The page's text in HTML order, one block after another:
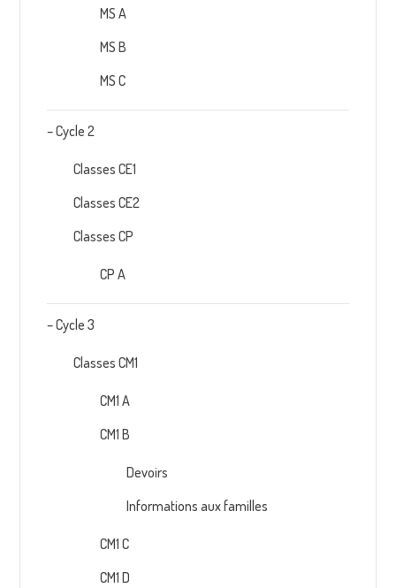
MS A
MS B
MS C
– Cycle 2
Classes CE1
Classes CE2
Classes CP
CP A
– Cycle 3
Classes CM1
CM1 A
CM1 B
Devoirs
Informations aux familles
CM1 C
CM1 D